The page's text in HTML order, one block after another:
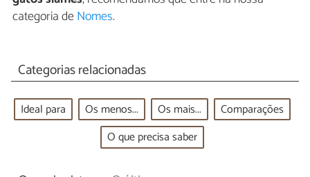
categoria deNomes.
Categorias relacionadas
Ideal para Os menos... Os mais...
Comparações
O que precisa saber